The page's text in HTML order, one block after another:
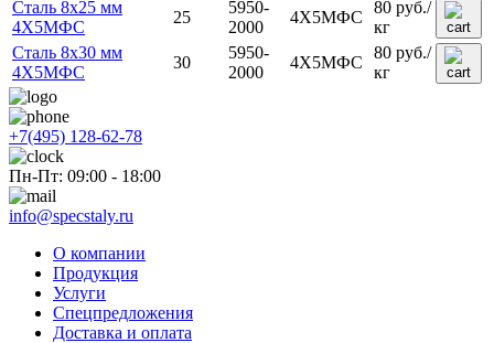
Сталь 8x25 мм
4Х5МФС
25
5950-
2000
4Х5МФС
80 руб./
кг
Сталь 8x30 мм
4Х5МФС
30
5950-
2000
4Х5МФС
80 руб./
кг
+7(495) 128-62-78
Пн-Пт: 09:00 - 18:00
info@specstaly.ru
О компании
Продукция
Услуги
Спецпредложения
Доставка и оплата